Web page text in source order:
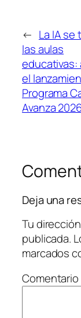
← La IA se
las aulas
educativas:
el
Programa
Avanza
Deja una
Tu
publicada.
marcados
Comentario